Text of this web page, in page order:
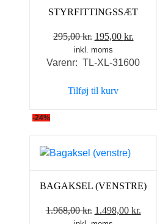
STYRFITTINGSSÆT
295,00kr. Den
oprindelige
pris
295,00 kr..
195,00 kr.
pris
inkl. moms
Varenr: TL-XL-31600
Tilføj til kurv
-24%
BAGAKSEL (VENSTRE)
1.968,00kr. Den
1.498,00 kr.